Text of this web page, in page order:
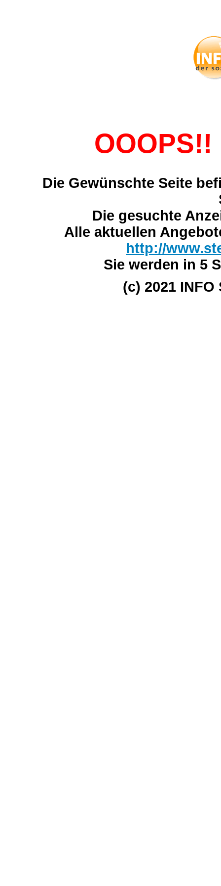
OOOPS!!
Die Gewünschte Seite
Die gesuchte
Alle aktuellen
http://
Sie werden in 5
(c) 2021